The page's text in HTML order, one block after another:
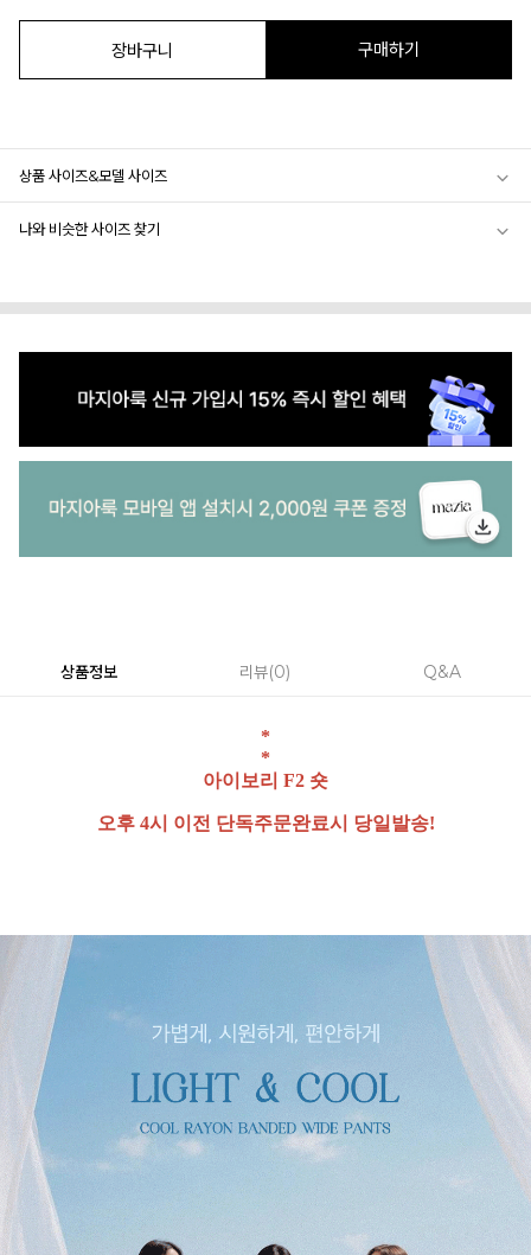
장바구니 구매하기
상품 사이즈&모델 사이즈
나와 비슷한 사이즈 찾기
상품정보 리뷰 0 Q&A
*
*
아이보리 F2 숏
오후 4시 이전 단독주문완료시 당일발송!